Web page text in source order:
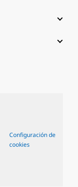
Configuración de
cookies